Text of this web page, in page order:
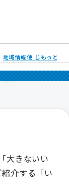
地域情報便 じもっと!!
大きないい
介する「い